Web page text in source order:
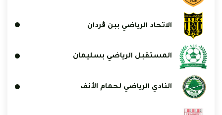
الاتحاد الرياضي ببن ڨردان
المستقبل الرياضي بسليمان
النادي الرياضي لحمام الأنف